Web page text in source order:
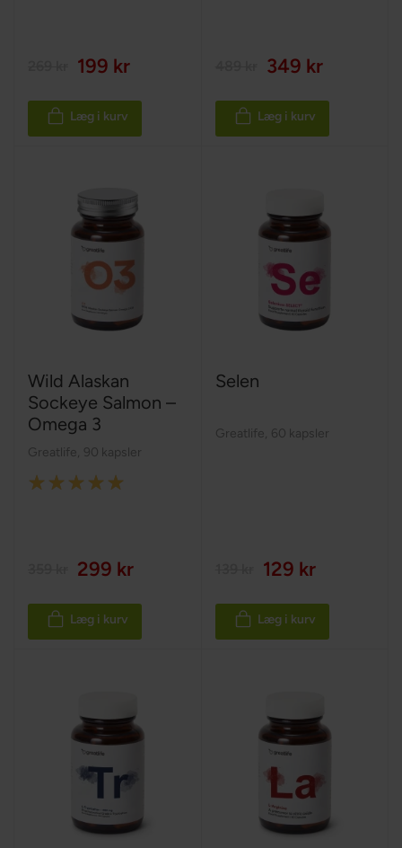
199 kr
Læg i kurv
349 kr
Læg i kurv
Wild Alaskan
Sockeye Salmon –
Omega 3
Greatlife 90 kapsler
Rating:
299 kr
Læg i kurv
Selen
Greatlife 60 kapsler
129 kr
Læg i kurv